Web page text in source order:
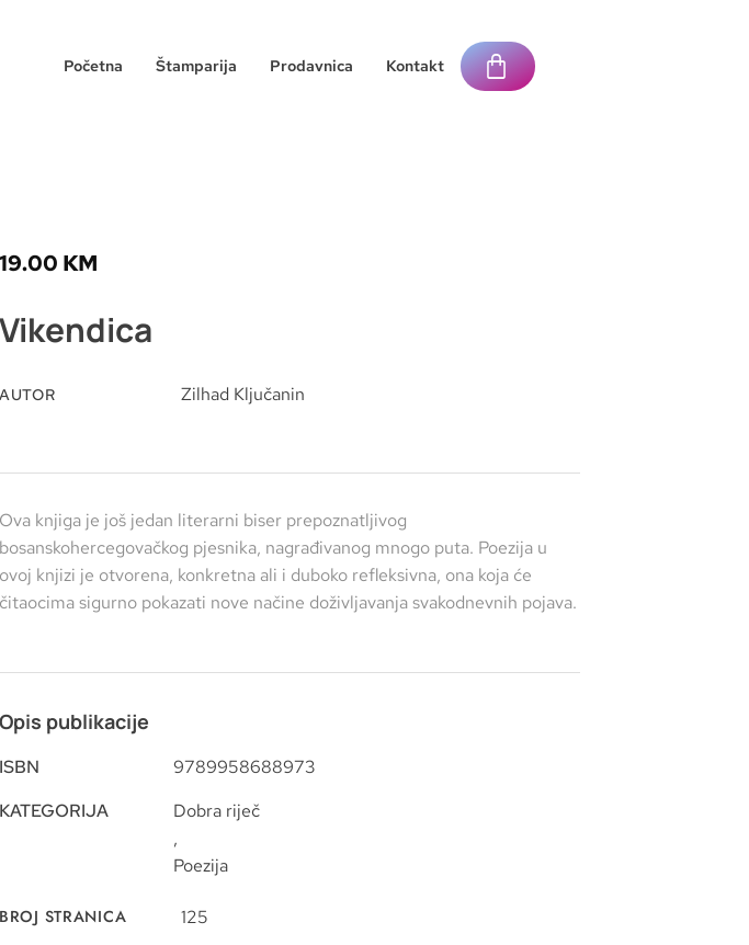
Početna Štamparija Prodavnica Kontakt
19.00 KM
Vikendica
AUTOR Zilhad Ključanin
Ova knjiga je još jedan literarni biser prepoznatljivog
bosanskohercegovačkog pjesnika, nagrađivanog mnogo puta. Poezija u
ovoj knjizi je otvorena, konkretna ali i duboko refleksivna, ona koja će
čitaocima sigurno pokazati nove načine doživljavanja svakodnevnih pojava.
Opis publikacije
ISBN
KATEGORIJA
9789958688973
Dobra riječ
,
Poezija
BROJ STRANICA 125